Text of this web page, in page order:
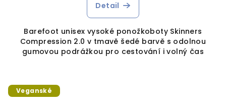
Detail
Barefoot unisex vysoké ponožkoboty Skinners
Compression 2.0 v tmavě šedé barvě s odolnou
gumovou podrážkou pro cestování i volný čas
Veganské